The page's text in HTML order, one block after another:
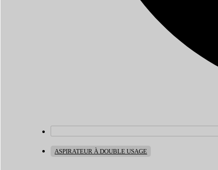
ASPIRATEUR À DOUBLE USAGE